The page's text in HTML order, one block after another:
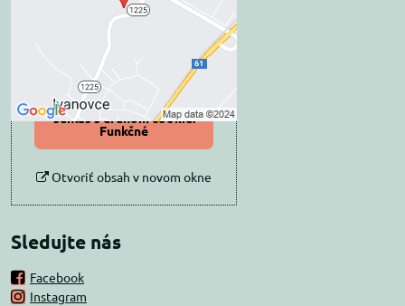
Prajete si načítať externý obsah?
Povoliť tentokrát
Povoliť a zapamätať -
súhlas s druhom cookie:
Funkčné
Otvoriť obsah v novom okne
Sledujte nás
Facebook
Instagram